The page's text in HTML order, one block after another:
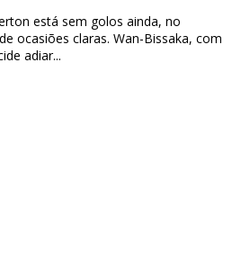
está sem golos ainda, no
ocasiões claras. Wan-Bissaka, com
adiar...